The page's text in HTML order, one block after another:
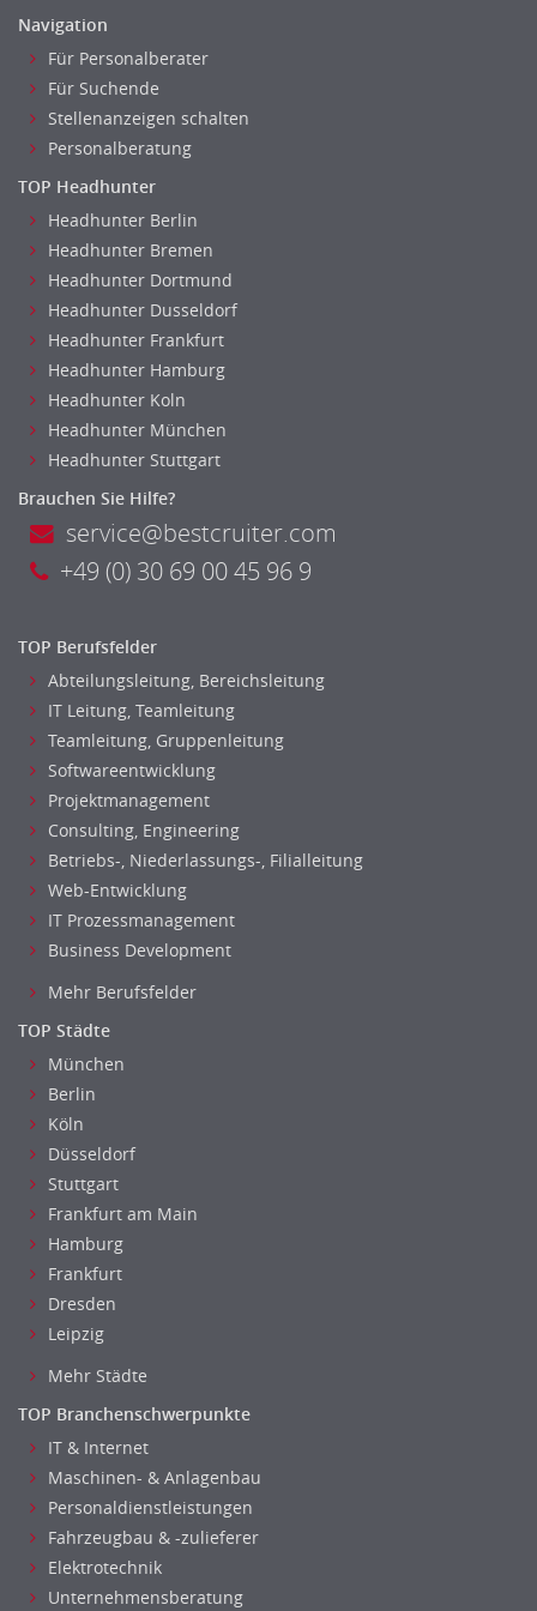
Investment-Banking
Kreditanalyse
Banken, Finanzdienstleister und Versicherungen Leitung,
Mergers & Acquisitions
Ausbilder
Berufsschule
Erwachsenenbildung
Erzieher
Kindergarten, KiTa, Vorschule
Bildung & Soziales Leitung, Teamleitung
Sozialarbeit
Universität, Fachhochschule
Unterricht: Grundschule
Fotografie, Video
Grafik- und Kommunikationsdesign
Medien-, Screen-, Webdesign
Modedesign, Schmuckdesign
Produktdesign, Industriedesign
Beschaffungslogistik
Disposition
Einkauf
Logistik
Einkauf, Materialwirtschaft & Logistik Leitung, Teamleitung
Einkauf, Materialwirtschaft & Logistik Prozessmanagement
Supply-Chain-Management
Anlagenbuchhaltung
Controlling
Debitorenbuchhaltung
Finanzbuchhaltung, Bilanzbuchhaltung
Gehaltsbuchhaltung, Lohnbuchhaltung
Finanzen Prozessmanagement
Rechnungswesen
Revision
Steuern
Navigation
Für Personalberater
Für Suchende
Stellenanzeigen schalten
Personalberatung
TOP Headhunter
Headhunter Berlin
Headhunter Bremen
Headhunter Dortmund
Headhunter Dusseldorf
Headhunter Frankfurt
Headhunter Hamburg
Headhunter Koln
Headhunter München
Headhunter Stuttgart
Brauchen Sie Hilfe?
service@bestcruiter.com
+49 (0) 30 69 00 45 96 9
TOP Berufsfelder
Abteilungsleitung, Bereichsleitung
IT Leitung, Teamleitung
Teamleitung, Gruppenleitung
Softwareentwicklung
Projektmanagement
Consulting, Engineering
Betriebs-, Niederlassungs-, Filialleitung
Web-Entwicklung
IT Prozessmanagement
Business Development
Mehr Berufsfelder
TOP Städte
München
Berlin
Köln
Düsseldorf
Stuttgart
Frankfurt am Main
Hamburg
Frankfurt
Dresden
Leipzig
Mehr Städte
TOP Branchenschwerpunkte
IT & Internet
Maschinen- & Anlagenbau
Personaldienstleistungen
Fahrzeugbau & -zulieferer
Elektrotechnik
Unternehmensberatung